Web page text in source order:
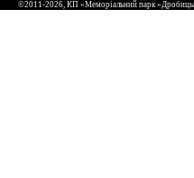
©2011-2026, КП «Меморіальний парк